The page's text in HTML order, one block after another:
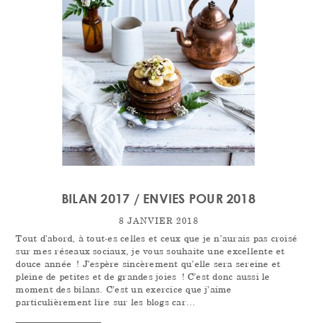
BILAN 2017 / ENVIES POUR 2018
8 JANVIER 2018
Tout d’abord, à tout·es celles et ceux que je n’aurais pas croisé
sur mes réseaux sociaux, je vous souhaite une excellente et
douce année ! J’espère sincèrement qu’elle sera sereine et
pleine de petites et de grandes joies ! C’est donc aussi le
moment des bilans. C’est un exercice que j’aime
particulièrement lire sur les blogs car…